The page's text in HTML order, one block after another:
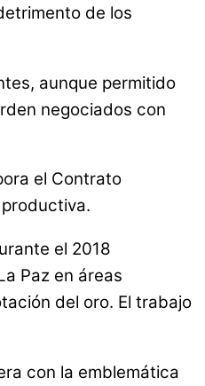
de los
aunque permitido
negociados con
el Contrato
el 2018
Paz en áreas
del oro. El trabajo
con la emblemática